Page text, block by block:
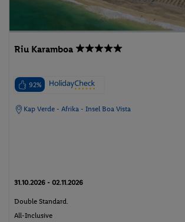
Riu Karamboa
92%
Kap Verde - Afrika - Insel Boa Vista
31.10.2026 - 02.11.2026
Double Standard.
All-Inclusive